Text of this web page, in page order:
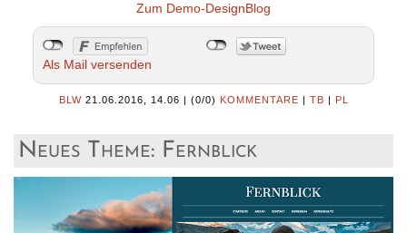
Zum Demo-DesignBlog
Als Mail versenden
BLW 21.06.2016, 14.06 | (0/0) KOMMENTARE | TB | PL
Neues Theme: Fernblick